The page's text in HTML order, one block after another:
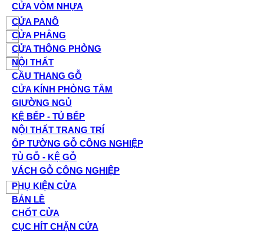
CỬA VÒM NHỰA
CỬA PANÔ
CỬA PHẲNG
CỬA THÔNG PHÒNG
NỘI THẤT
CẦU THANG GỖ
CỬA KÍNH PHÒNG TẮM
GIƯỜNG NGỦ
KỆ BẾP - TỦ BẾP
NỘI THẤT TRANG TRÍ
ỐP TƯỜNG GỖ CÔNG NGHIỆP
TỦ GỖ - KỆ GỖ
VÁCH GỖ CÔNG NGHIỆP
PHỤ KIỆN CỬA
BẢN LỀ
CHỐT CỬA
CỤC HÍT CHẶN CỬA